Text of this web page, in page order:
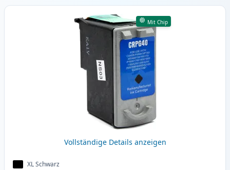
Mit Chip
Vollständige Details anzeigen
XL Schwarz